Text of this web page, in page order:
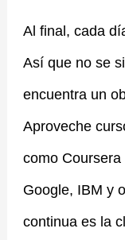
Al final, cada
Así que no se
encuentra un
Aproveche
como
Google, IBM y
continua es la